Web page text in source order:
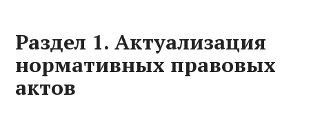
Раздел 1. Актуализация
нормативных правовых
актов